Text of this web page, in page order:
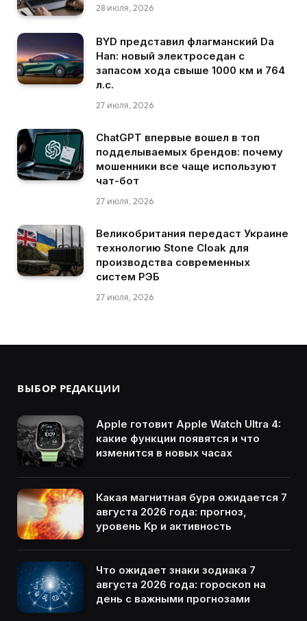
28 июля, 2026
BYD представил флагманский Da
Han: новый электроседан с
запасом хода свыше 1000 км и 764
л.с.
27 июля, 2026
ChatGPT впервые вошел в топ
подделываемых брендов: почему
мошенники все чаще используют
чат-бот
27 июля, 2026
Великобритания передаст Украине
технологию Stone Cloak для
производства современных
систем РЭБ
27 июля, 2026
ВЫБОР РЕДАКЦИИ
Apple готовит Apple Watch Ultra 4:
какие функции появятся и что
изменится в новых часах
Какая магнитная буря ожидается 7
августа 2026 года: прогноз,
уровень Kp и активность
Что ожидает знаки зодиака 7
августа 2026 года: гороскоп на
день с важными прогнозами